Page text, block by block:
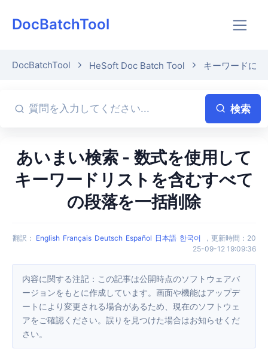
DocBatchTool
DocBatchTool HeSoft Doc Batch Tool キーワードに
検索
あいまい検索 - 数式を使用して
キーワードリストを含むすべて
の段落を一括削除
翻訳 ： English Français Deutsch Español 日本語 한국어 ， 更新時間 ： 20
25-09-12 19:09:36
内容に関する注記：この記事は公開時点のソフトウェアバ
ージョンをもとに作成しています。画面や機能はアップデ
ートにより変更される場合があるため、現在のソフトウェ
アをご確認ください。誤りを見つけた場合はお知らせくだ
さい。